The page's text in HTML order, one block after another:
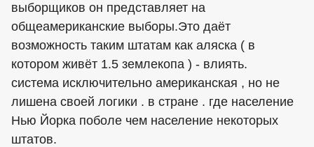
выборщиков он представляет на
общеамериканские выборы.Это даёт
возможность таким штатам как аляска ( в
котором живёт 1.5 землекопа ) - влиять.
система исключительно американская , но не
лишена своей логики . в стране . где население
Нью Йорка поболе чем население некоторых
штатов.